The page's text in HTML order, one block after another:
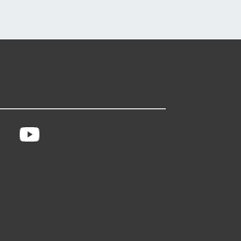
Twitter